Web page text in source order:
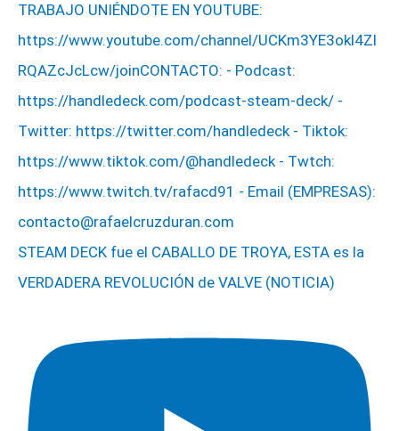
STEAM DECK fue el CABALLO DE TROYA, ESTA es la
VERDADERA REVOLUCIÓN de VALVE (NOTICIA)